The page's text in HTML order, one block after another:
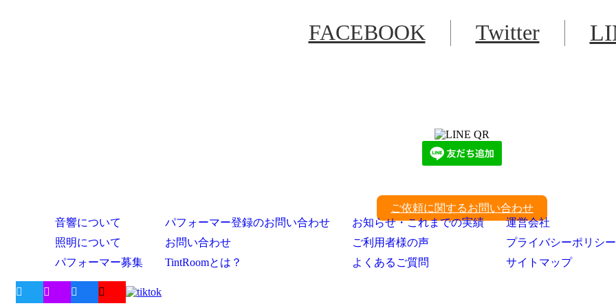
FACEBOOK Twitter
ご依頼に関するお問い合わせ
音響について
照明について
パフォーマー募集
パフォーマー登録のお問い合わせ
お問い合わせ
TintRoomとは？
お知らせ・これまでの実績
ご利用者様の声
よくあるご質問
運営会社
プライバシーポリシー
サイトマップ